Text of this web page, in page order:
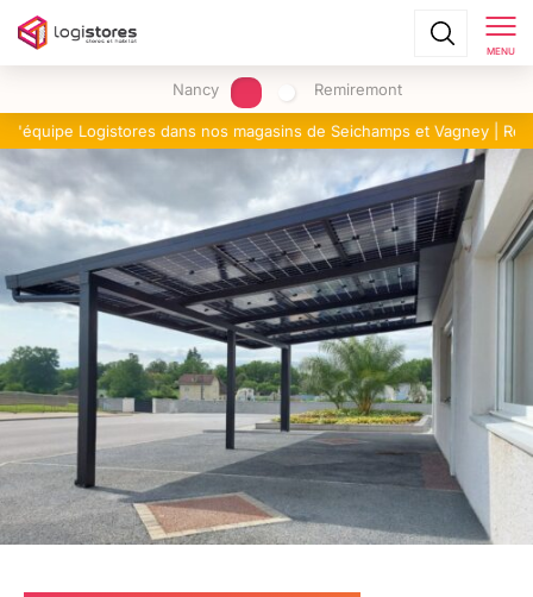
MENU
Nancy Remiremont
Rencontrez l'équipe Logistores dans nos magasins de Seichamps et
Logistores dans nos magasins de Seichamps et Vagney |